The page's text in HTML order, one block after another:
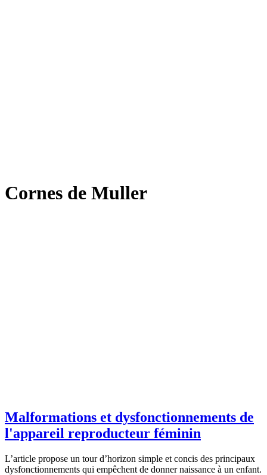
Cornes de Muller
Malformations et dysfonctionnements de
l'appareil reproducteur féminin
L’article propose un tour d’horizon simple et concis des principaux
dysfonctionnements qui empêchent de donner naissance à un enfant.